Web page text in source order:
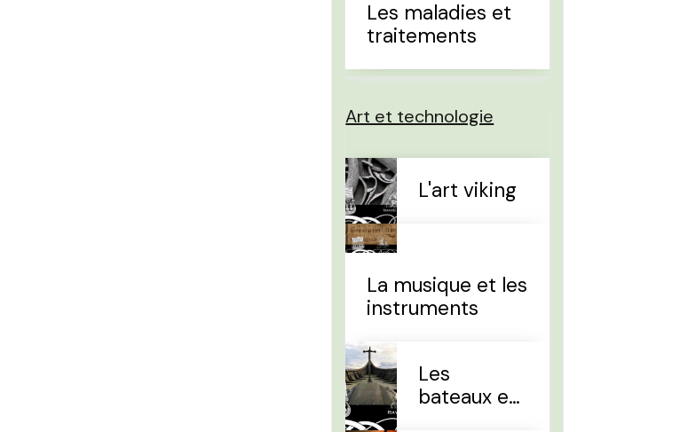
Les maladies et
traitements
Art et technologie
L'art viking
La musique et les
instruments
Les
bateaux et